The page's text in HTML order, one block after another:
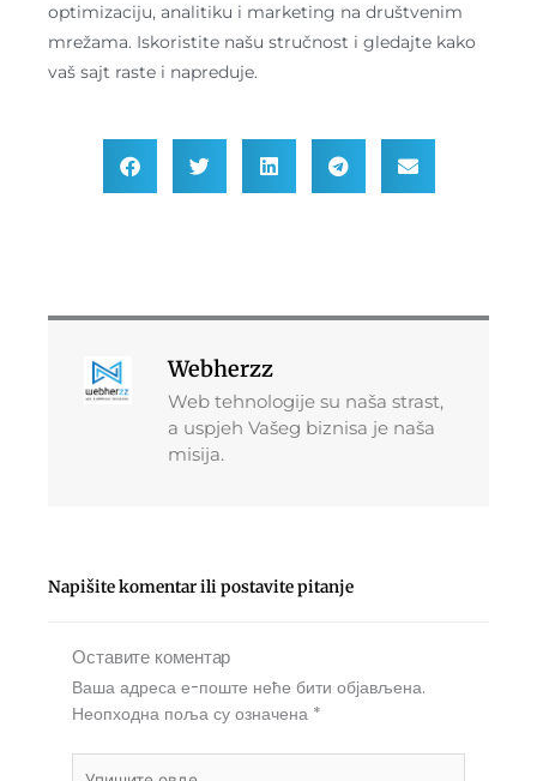
optimizaciju, analitiku i marketing na društvenim
mrežama. Iskoristite našu stručnost i gledajte kako
vaš sajt raste i napreduje.
Webherzz
Web tehnologije su naša strast,
a uspjeh Vašeg biznisa je naša
misija.
Napišite komentar ili postavite pitanje
Оставите коментар
Ваша адреса е-поште неће бити објављена.
Неопходна поља су означена *